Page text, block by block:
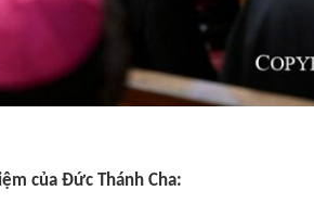
của Đức Thánh Cha: